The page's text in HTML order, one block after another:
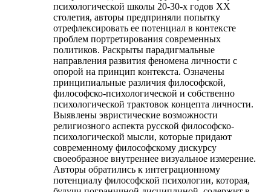
психологической школы 20-30-х годов ХХ
столетия, авторы предприняли попытку
отрефлексировать ее потенциал в контексте
проблем портретирования современных
политиков. Раскрыты парадигмальные
направления развития феномена личности с
опорой на принцип контекста. Означены
принципиальные различия философской,
философско-психологической и собственно
психологической трактовок концепта личности.
Выявлены эвристические возможности
религиозного аспекта русской философско-
психологической мысли, которые придают
современному философскому дискурсу
своеобразное внутреннее визуальное измерение.
Авторы обратились к интеграционному
потенциалу философской психологии, которая,